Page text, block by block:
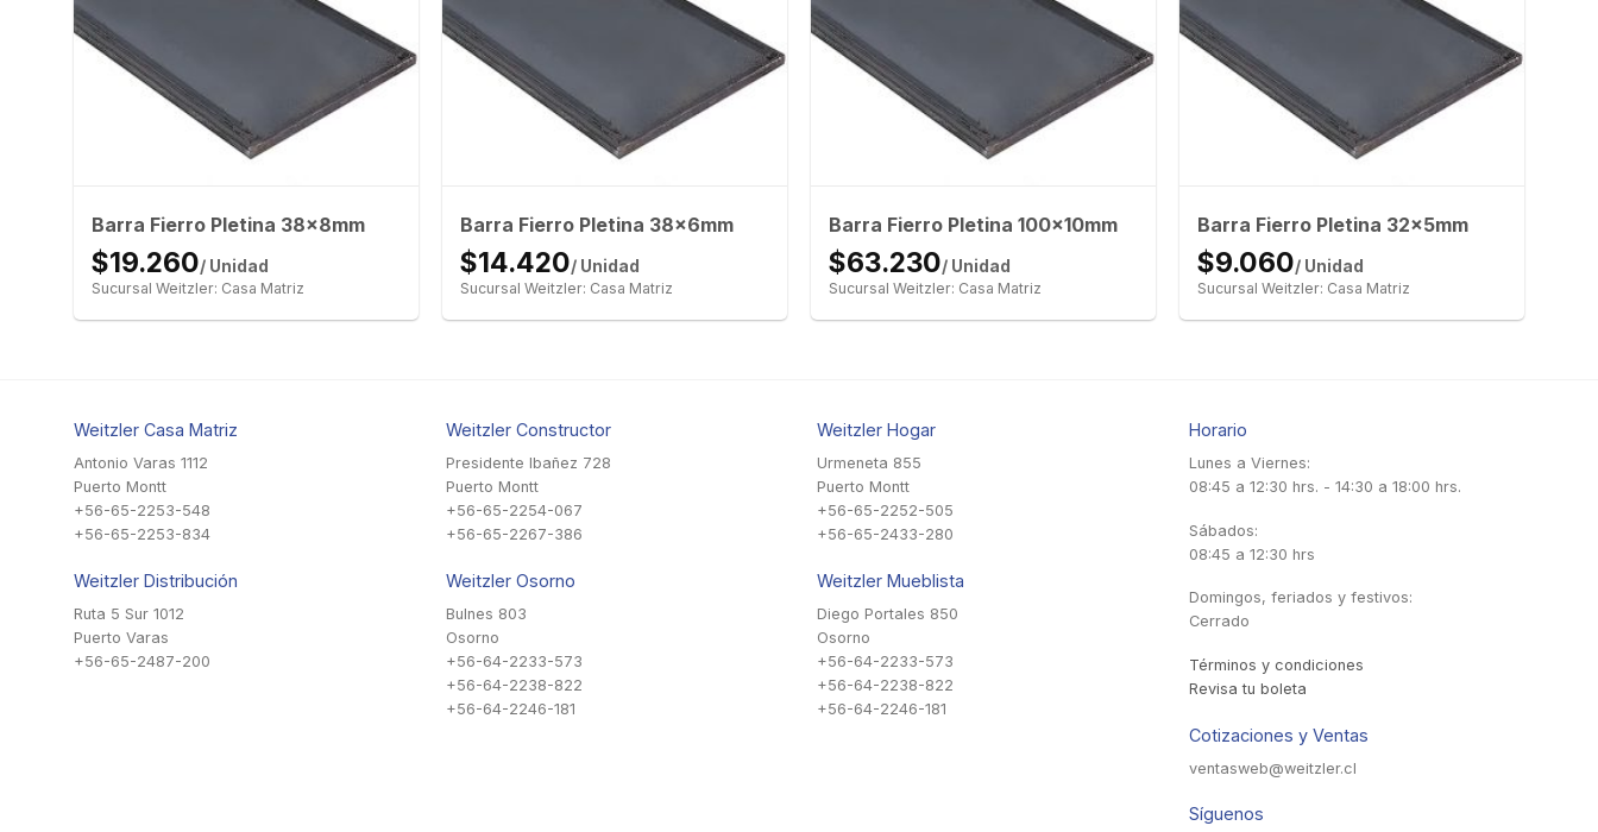
Barra Fierro Pletina 38x8mm
$19.260/ Unidad
Sucursal Weitzler: Casa Matriz
Barra Fierro Pletina 38x6mm
$14.420/ Unidad
Sucursal Weitzler: Casa Matriz
Barra Fierro Pletina 100x10mm
$63.230/ Unidad
Sucursal Weitzler: Casa Matriz
Barra Fierro Pletina 32x5mm
$9.060/ Unidad
Sucursal Weitzler: Casa Matriz
Weitzler Casa Matriz
Antonio Varas 1112
Puerto Montt
+56-65-2253-548
+56-65-2253-834
Weitzler Distribución
Ruta 5 Sur 1012
Puerto Varas
+56-65-2487-200
Weitzler Constructor
Presidente Ibañez 728
Puerto Montt
+56-65-2254-067
+56-65-2267-386
Weitzler Osorno
Bulnes 803
Osorno
+56-64-2233-573
+56-64-2238-822
+56-64-2246-181
Weitzler Hogar
Urmeneta 855
Puerto Montt
+56-65-2252-505
+56-65-2433-280
Weitzler Mueblista
Diego Portales 850
Osorno
+56-64-2233-573
+56-64-2238-822
+56-64-2246-181
Horario
Lunes a Viernes:
08:45 a 12:30 hrs. - 14:30 a 18:00 hrs.
Sábados:
08:45 a 12:30 hrs
Domingos, feriados y festivos:
Cerrado
Términos y condiciones
Revisa tu boleta
Cotizaciones y Ventas
ventasweb@weitzler.cl
Síguenos